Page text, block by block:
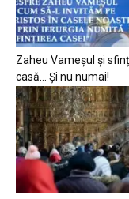
Zaheu Vameșul și
casă… Și nu numai!